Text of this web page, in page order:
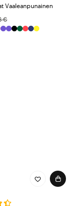
Vaaleanpunainen
€